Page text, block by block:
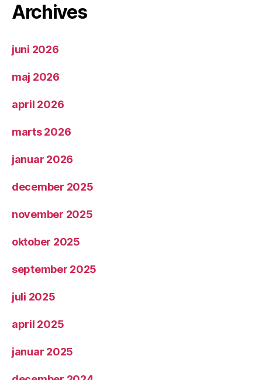
Archives
juni 2026
maj 2026
april 2026
marts 2026
januar 2026
december 2025
november 2025
oktober 2025
september 2025
juli 2025
april 2025
januar 2025